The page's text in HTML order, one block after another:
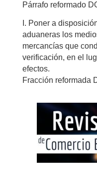
Párrafo reformado
I. Poner a
aduaneras los
mercancías que
verificación, en el
efectos.
Fracción reformada